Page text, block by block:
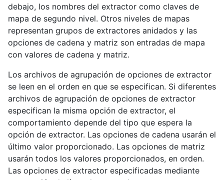
debajo, los nombres del extractor como claves de
mapa de segundo nivel. Otros niveles de mapas
representan grupos de extractores anidados y las
opciones de cadena y matriz son entradas de mapa
con valores de cadena y matriz.
Los archivos de agrupación de opciones de extractor
se leen en el orden en que se especifican. Si diferentes
archivos de agrupación de opciones de extractor
especifican la misma opción de extractor, el
comportamiento depende del tipo que espera la
opción de extractor. Las opciones de cadena usarán el
último valor proporcionado. Las opciones de matriz
usarán todos los valores proporcionados, en orden.
Las opciones de extractor especificadas mediante